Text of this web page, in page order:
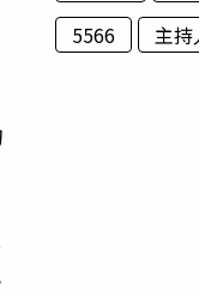
5566
主持